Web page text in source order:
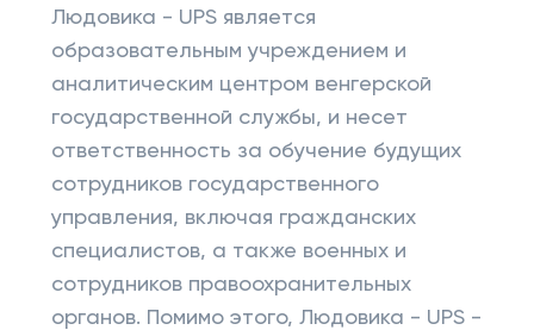
Людовика - UPS является
образовательным учреждением и
аналитическим центром венгерской
государственной службы, и несет
ответственность за обучение будущих
сотрудников государственного
управления, включая гражданских
специалистов, а также военных и
сотрудников правоохранительных
органов. Помимо этого, Людовика - UPS -